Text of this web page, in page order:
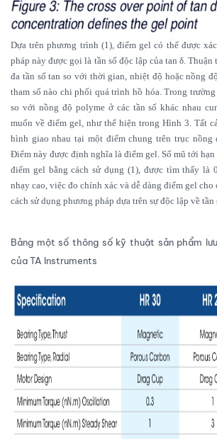
Dựa trên phương trình (1), điểm gel có thể được
pháp này được gọi là tần số độc lập của tan δ.
đa tần số tan so với thời gian, nhiệt độ hoặc nồng
tham số nào chi phối quá trình hồ hóa. Trong
so với nồng độ polyme ở các tần số khác nhau
muốn về điểm gel, như thể hiện trong Hình 3. Tất
hình giao nhau tại một điểm chung trên trục nồng
Điểm này được định nghĩa là điểm gel. Số mũ tới
điểm gel bằng cách sử dụng (1), được tìm thấy là
nhạy cao, việc đo chính xác và dễ dàng điểm gel cho
cách sử dụng phương pháp dựa trên sự độc lập về tần
Bảng một số thông số kỹ thuật sản phẩm
của TA Instruments